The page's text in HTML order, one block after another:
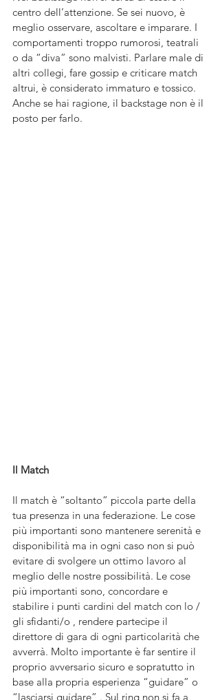
centro dell’attenzione. Se sei nuovo, è
meglio osservare, ascoltare e imparare. I
comportamenti troppo rumorosi, teatrali
o da “diva” sono malvisti. Parlare male di
altri collegi, fare gossip e criticare match
altrui, è considerato immaturo e tossico.
Anche se hai ragione, il backstage non è il
posto per farlo.
Il Match
Il match è “soltanto” piccola parte della
tua presenza in una federazione. Le cose
più importanti sono mantenere serenità e
disponibilità ma in ogni caso non si può
evitare di svolgere un ottimo lavoro al
meglio delle nostre possibilità. Le cose
più importanti sono, concordare e
stabilire i punti cardini del match con lo /
gli sfidanti/o , rendere partecipe il
direttore di gara di ogni particolarità che
avverrà. Molto importante è far sentire il
proprio avversario sicuro e sopratutto in
base alla propria esperienza “guidare” o
“lasciarsi guidare” . Sul ring non si fa a